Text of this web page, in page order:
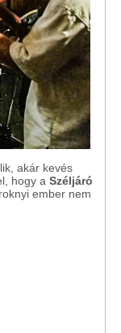
akár kevés
hogy a Széljáró
ember nem